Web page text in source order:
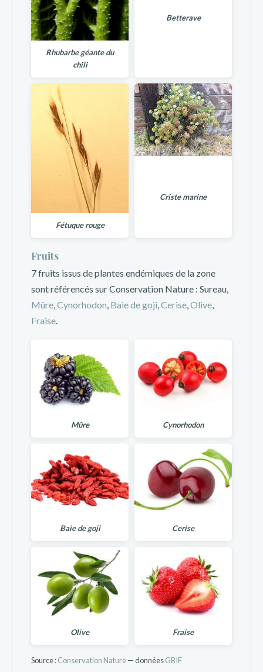
Rhubarbe géante du
chili
Betterave
Fétuque rouge
Criste marine
Fruits
7 fruits issus de plantes endémiques de la zone
sont référencés sur Conservation Nature : Sureau,
Mûre,Cynorhodon, Baie de goji,Cerise,Olive,
Fraise.
Mûre Cynorhodon
Baie de goji Cerise
Olive Fraise
Source :Conservation Nature— donnéesGBIF